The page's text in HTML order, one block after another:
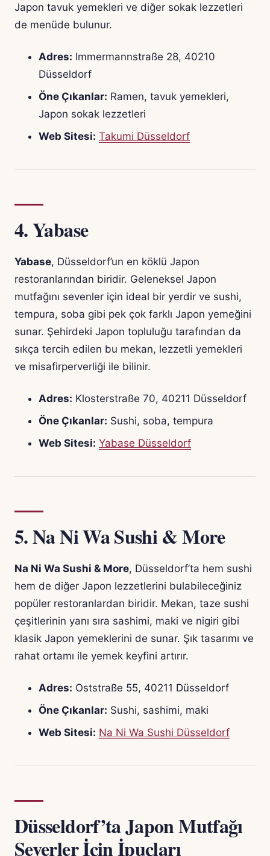
Japon tavuk yemekleri ve diğer sokak lezzetleri
de menüde bulunur.
Adres: Immermannstraße 28, 40210
Düsseldorf
Öne Çıkanlar: Ramen, tavuk yemekleri,
Japon sokak lezzetleri
Web Sitesi: Takumi Düsseldorf
4.Yabase
Yabase, Düsseldorf’un en köklü Japon
restoranlarından biridir. Geleneksel Japon
mutfağını sevenler için ideal bir yerdir ve sushi,
tempura, soba gibi pek çok farklı Japon yemeğini
sunar. Şehirdeki Japon topluluğu tarafından da
sıkça tercih edilen bu mekan, lezzetli yemekleri
ve misafirperverliği ile bilinir.
Adres: Klosterstraße 70, 40211 Düsseldorf
Öne Çıkanlar: Sushi, soba, tempura
Web Sitesi: Yabase Düsseldorf
5.Na Ni Wa Sushi & More
Na Ni Wa Sushi & More, Düsseldorf’ta hem sushi
hem de diğer Japon lezzetlerini bulabileceğiniz
popüler restoranlardan biridir. Mekan, taze sushi
çeşitlerinin yanı sıra sashimi, maki ve nigiri gibi
klasik Japon yemeklerini de sunar. Şık tasarımı ve
rahat ortamı ile yemek keyfini artırır.
Adres: Oststraße 55, 40211 Düsseldorf
Öne Çıkanlar: Sushi, sashimi, maki
Web Sitesi: Na Ni Wa Sushi Düsseldorf
Düsseldorf’ta Japon Mutfağı
Severler İçin İpuçları